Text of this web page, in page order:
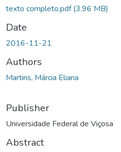
texto completo.pdf(3.96 MB)
Date
2016-11-21
Authors
Martins, Márcia Eliana
Publisher
Universidade Federal de Viçosa
Abstract